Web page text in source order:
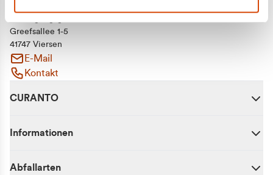
Greefsallee 1-5
41747 Viersen
E-Mail
Kontakt
CURANTO
Informationen
Abfallarten